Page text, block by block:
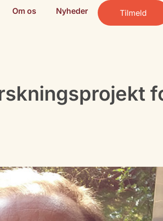
Om os Nyheder Tilmeld